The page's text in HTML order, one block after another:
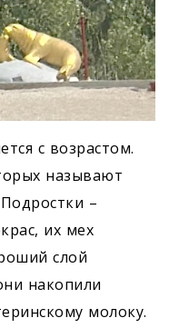
с возрастом.
называют
–
их мех
слой
накопили
молоку.